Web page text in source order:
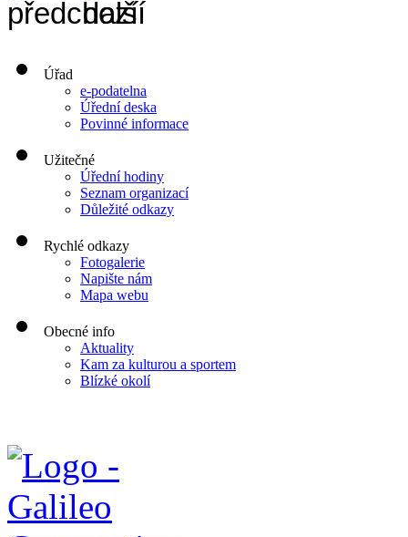
Úřad
e-podatelna
Úřední deska
Povinné informace
Užitečné
Úřední hodiny
Seznam organizací
Důležité odkazy
Rychlé odkazy
Fotogalerie
Napište nám
Mapa webu
Obecné info
Aktuality
Kam za kulturou a sportem
Blízké okolí